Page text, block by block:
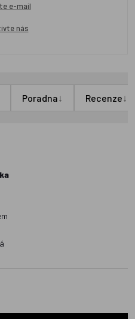
e-mail
nás
Poradna↓ Recenze↓